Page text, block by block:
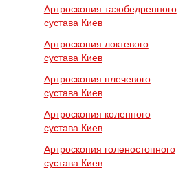
Артроскопия тазобедренного
сустава Киев
Артроскопия локтевого
сустава Киев
Артроскопия плечевого
сустава Киев
Артроскопия коленного
сустава Киев
Артроскопия голеностопного
сустава Киев